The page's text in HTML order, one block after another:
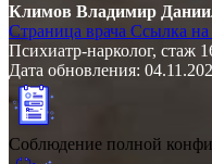
Климов Владимир
Страница врача Ссылка
Психиатр-нарколог, стаж
Дата обновления:
Соблюдение полной